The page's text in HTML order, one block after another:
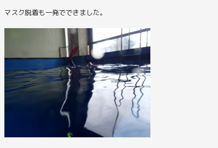
マスク脱着も一発でできました。